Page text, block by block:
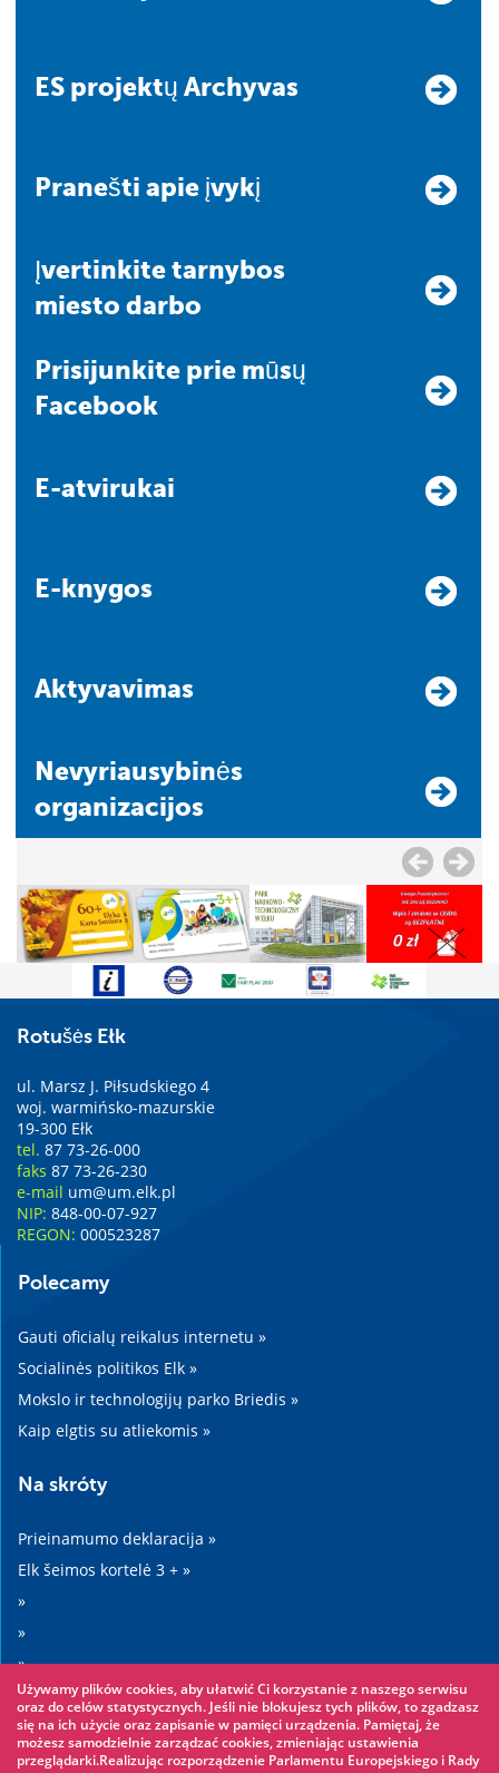
ES projektų Archyvas
Pranešti apie įvykį
Įvertinkite tarnybos
miesto darbo
Prisijunkite prie mūsų
Facebook
E-atvirukai
E-knygos
Aktyvavimas
Nevyriausybinės
organizacijos
Rotušės Ełk
ul. Marsz J. Piłsudskiego 4
woj. warmińsko-mazurskie
19-300 Ełk
tel. 87 73-26-000
faks 87 73-26-230
e-mail um@um.elk.pl
NIP: 848-00-07-927
REGON: 000523287
Polecamy
Gauti oficialų reikalus internetu »
Socialinės politikos Elk »
Mokslo ir technologijų parko Briedis »
Kaip elgtis su atliekomis »
Na skróty
Prieinamumo deklaracija »
Elk šeimos kortelė 3 + »
»
»
»
»
Warto zobaczyć
Używamy plików cookies, aby ułatwić Ci korzystanie z naszego serwisu
oraz do celów statystycznych. Jeśli nie blokujesz tych plików, to zgadzasz
się na ich użycie oraz zapisanie w pamięci urządzenia. Pamiętaj, że
możesz samodzielnie zarządzać cookies, zmieniając ustawienia
przeglądarki.Realizując rozporządzenie Parlamentu Europejskiego i Rady